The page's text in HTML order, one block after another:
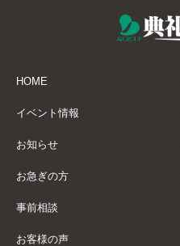
HOME
イベント情報
お知らせ
お急ぎの方
事前相談
お客様の声